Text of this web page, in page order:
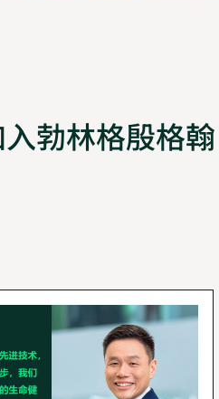
勃林格殷格翰